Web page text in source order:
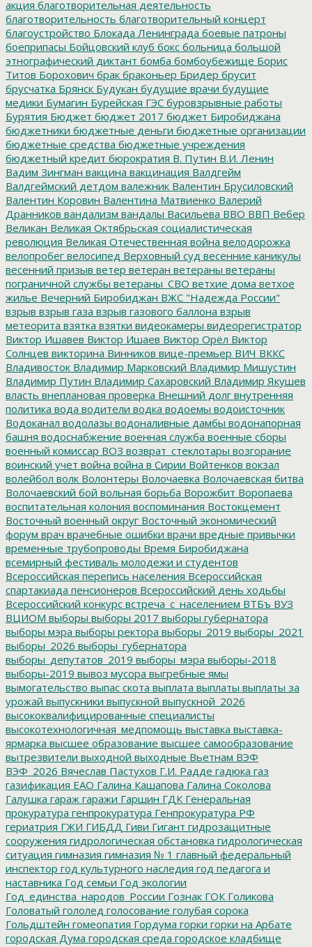
акция благотворительная деятельность
благотворительность благотворительный концерт
благоустройство Блокада Ленинграда боевые патроны
боеприпасы Бойцовский клуб бокс больница большой
этнографический диктант бомба бомбоубежище Борис
Титов Борохович брак браконьер Бридер брусит
брусчатка Брянск Будукан будущие врачи будущие
медики Бумагин Бурейская ГЭС буровзрывные работы
Бурятия Бюджет бюджет 2017 бюджет Биробиджана
бюджетники бюджетные деньги бюджетные организации
бюджетные средства бюджетные учреждения
бюджетный кредит бюрократия В. Путин В.И. Ленин
Вадим Зингман вакцина вакцинация Валдгейм
Валдгеймский детдом валежник Валентин Брусиловский
Валентин Коровин Валентина Матвиенко Валерий
Дранников вандализм вандалы Васильева ВВО ВВП Вебер
Великан Великая Октябрьская социалистическая
революция Великая Отечественная война велодорожка
велопробег велосипед Верховный суд весенние каникулы
весенний призыв ветер ветеран ветераны ветераны
пограничной службы ветераны_СВО ветхие дома ветхое
жилье Вечерний Биробиджан ВЖС "Надежда России"
взрыв взрыв газа взрыв газового баллона взрыв
метеорита взятка взятки видеокамеры видеорегистратор
Виктор Ишавев Виктор Ишаев Виктор Орёл Виктор
Солнцев викторина Винников вице-премьер ВИЧ ВККС
Владивосток Владимир Марковский Владимир Мишустин
Владимир Путин Владимир Сахаровский Владимир Якушев
власть внеплановая проверка Внешний долг внутренняя
политика вода водители водка водоемы водоисточник
Водоканал водолазы водоналивные дамбы водонапорная
башня водоснабжение военная служба военные сборы
военный комиссар ВОЗ возврат_стеклотары возгорание
воинский учет война война в Сирии Войтенков вокзал
волейбол волк Волонтеры Волочаевка Волочаевская битва
Волочаевский бой вольная борьба Ворожбит Воропаева
воспитательная колония воспоминания Востокцемент
Восточный военный округ Восточный экономический
форум врач врачебные ошибки врачи вредные привычки
временные трубопроводы Время Биробиджана
всемирный фестиваль молодежи и студентов
Всероссийская перепись населения Всероссийская
спартакиада пенсионеров Всероссийский день ходьбы
Всероссийский конкурс встреча_с_населением ВТБъ ВУЗ
ВЦИОМ выборы выборы 2017 выборы губернатора
выборы мэра выборы ректора выборы_2019 выборы_2021
выборы_2026 выборы_губернатора
выборы_депутатов_2019 выборы_мэра выборы-2018
выборы-2019 вывоз мусора выгребные ямы
вымогательство выпас скота выплата выплаты выплаты за
урожай выпускники выпускной выпускной_2026
высококвалифицированные специалисты
высокотехнологичная_медпомощь выставка выставка-
ярмарка высшее образование высшее самообразование
вытрезвители выходной выходные Вьетнам ВЭФ
ВЭФ_2026 Вячеслав Пастухов Г.И. Радде гадюка газ
газификация ЕАО Галина Кашапова Галина Соколова
Галушка гараж гаражи Гаршин ГДК Генеральная
прокуратура генпрокуратура Генпрокуратура РФ
гериатрия ГЖИ ГИБДД Гиви Гигант гидрозащитные
сооружения гидрологическая обстановка гидрологическая
ситуация гимназия гимназия № 1 главный федеральный
инспектор год культурного наследия год педагога и
наставника Год семьи Год экологии
Год_единства_народов_России Гознак ГОК Голикова
Головатый гололед голосование голубая сорока
Гольдштейн гомеопатия Гордума горки горки на Арбате
городская Дума городская среда городское кладбище